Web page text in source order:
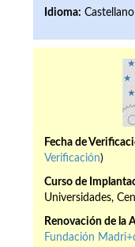
Idioma: Castellano
Fecha de
Verificación)
Curso de
Universidades,
Renovación de la
Fundación